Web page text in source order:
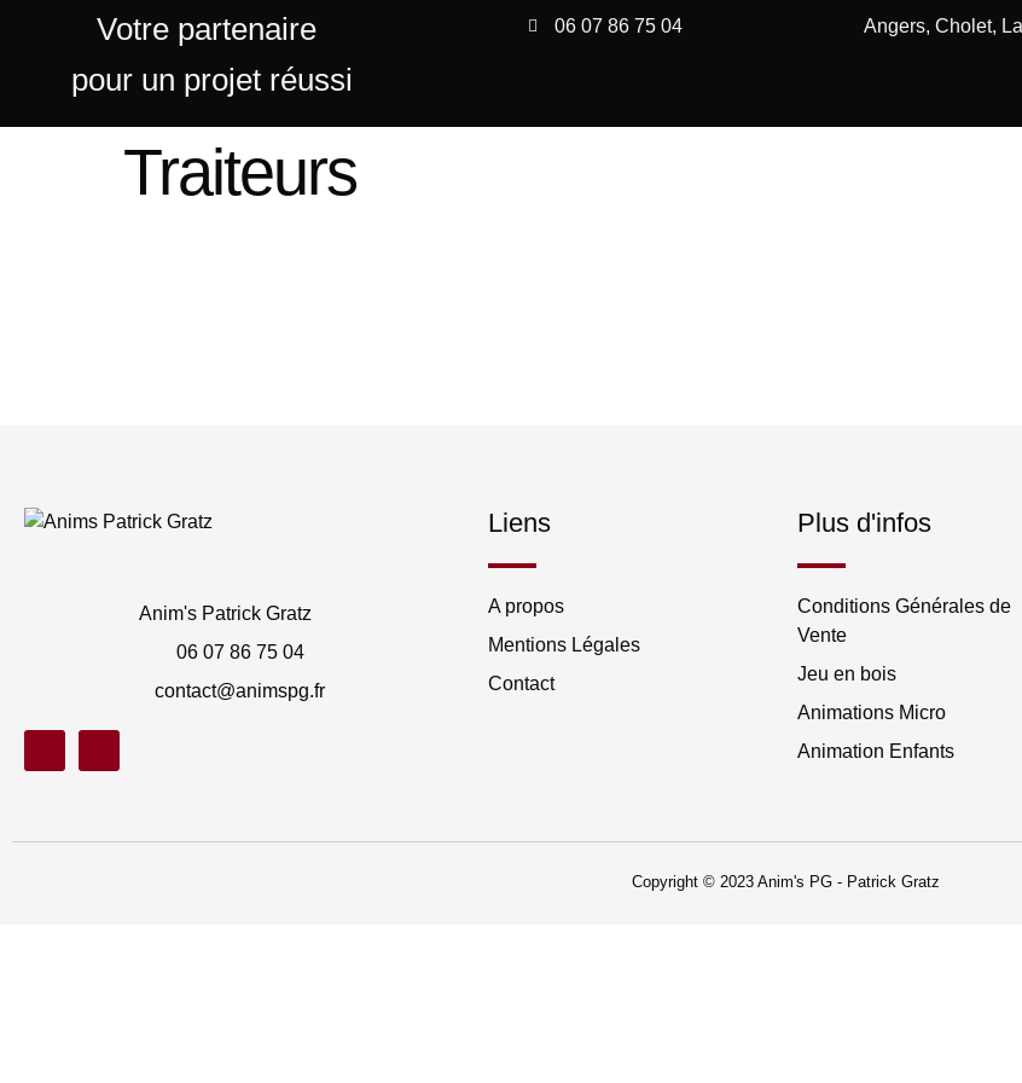
Votre partenaire
pour un projet réussi
06 07 86 75 04 Angers, Cholet,
Traiteurs
Anim's Patrick Gratz
06 07 86 75 04
contact@animspg.fr
Liens
A propos
Mentions Légales
Contact
Plus d'infos
Conditions Générales de
Vente
Jeu en bois
Animations Micro
Animation Enfants
Copyright © 2023 Anim's PG - Patrick Gratz